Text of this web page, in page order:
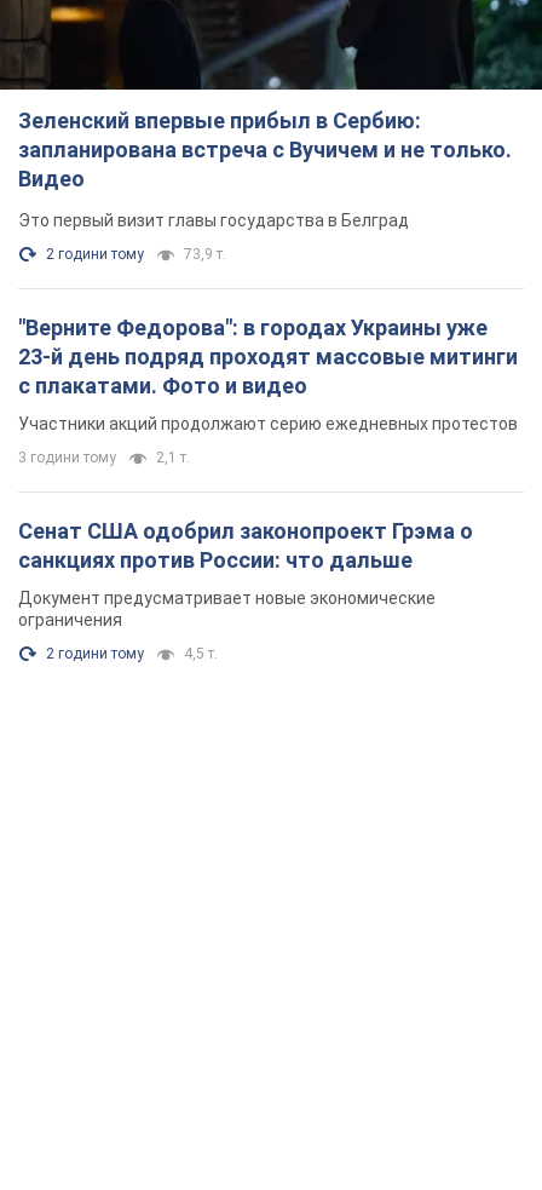
Зеленский впервые прибыл в Сербию:
запланирована встреча с Вучичем и не только.
Видео
Это первый визит главы государства в Белград
2 години тому 73,9 т.
"Верните Федорова": в городах Украины уже
23-й день подряд проходят массовые митинги
с плакатами. Фото и видео
Участники акций продолжают серию ежедневных протестов
3 години тому 2,1 т.
Сенат США одобрил законопроект Грэма о
санкциях против России: что дальше
Документ предусматривает новые экономические
ограничения
2 години тому 4,5 т.